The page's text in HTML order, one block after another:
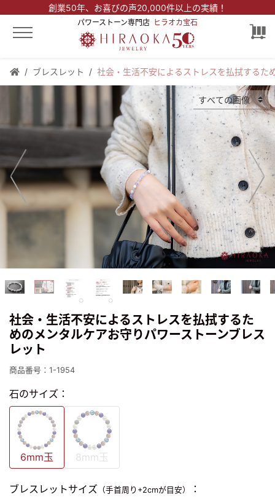
創業50年、 お喜びの声20,000件以上の実績！
パワーストーン専門店 ヒラオカ宝石
ブレスレット 社会・生活不安によるストレスを払拭する
社会・生活不安によるストレスを払拭するた
めのメンタルケアお守りパワーストーンブレス
レット
商品番号：1-1954
石のサイズ：
6mm玉 8mm玉
ブレスレットサイズ （手首周り+2cmが目安） ：